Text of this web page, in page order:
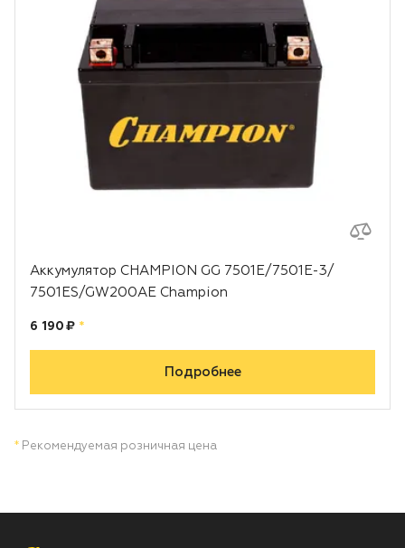
Аккумулятор CHAMPION GG 7501E/7501E-3/
7501ES/GW200AE Champion
Цена:
6 190 ₽ рублей
*
Подробнее
* Рекомендуемая розничная цена